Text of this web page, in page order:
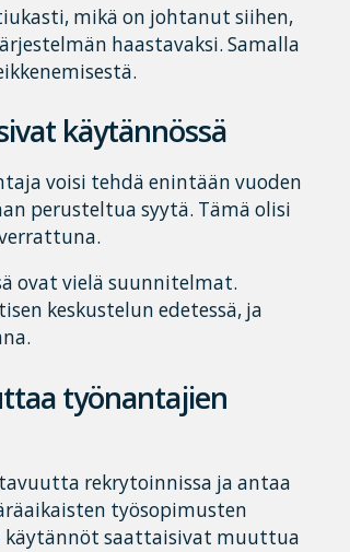
mikä on johtanut siihen,
haastavaksi. Samalla
käytännössä
voisi tehdä enintään vuoden
perusteltua syytä. Tämä olisi
ovat vielä suunnitelmat.
keskustelun edetessä, ja
työnantajien
rekrytoinnissa ja antaa
työsopimusten
käytännöt saattaisivat muuttua